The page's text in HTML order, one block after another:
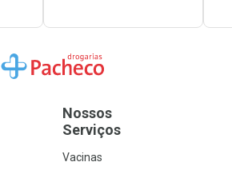
Ir para a Home
Nossos
Serviços
Vacinas